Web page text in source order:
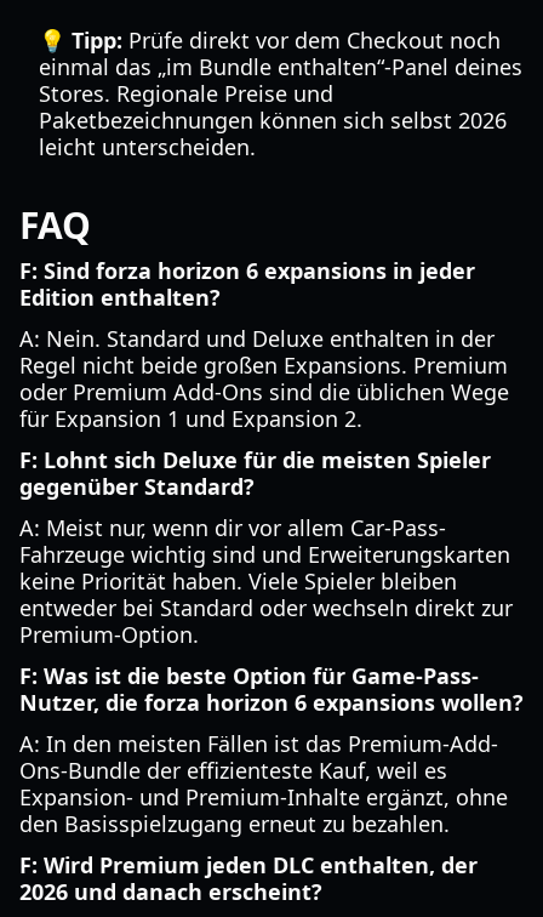
💡 Tipp: Prüfe direkt vor dem Checkout noch
einmal das „im Bundle enthalten“-Panel deines
Stores. Regionale Preise und
Paketbezeichnungen können sich selbst 2026
leicht unterscheiden.
FAQ
F: Sind forza horizon 6 expansions in jeder
Edition enthalten?
A: Nein. Standard und Deluxe enthalten in der
Regel nicht beide großen Expansions. Premium
oder Premium Add-Ons sind die üblichen Wege
für Expansion 1 und Expansion 2.
F: Lohnt sich Deluxe für die meisten Spieler
gegenüber Standard?
A: Meist nur, wenn dir vor allem Car-Pass-
Fahrzeuge wichtig sind und Erweiterungskarten
keine Priorität haben. Viele Spieler bleiben
entweder bei Standard oder wechseln direkt zur
Premium-Option.
F: Was ist die beste Option für Game-Pass-
Nutzer, die forza horizon 6 expansions wollen?
A: In den meisten Fällen ist das Premium-Add-
Ons-Bundle der effizienteste Kauf, weil es
Expansion- und Premium-Inhalte ergänzt, ohne
den Basisspielzugang erneut zu bezahlen.
F: Wird Premium jeden DLC enthalten, der
2026 und danach erscheint?